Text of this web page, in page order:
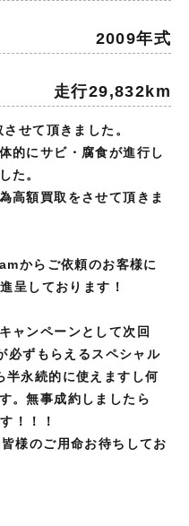
2009年式
走行29,832km
せて頂きました。
的にサビ・腐食が進行し
た。
高額買取をさせて頂きま
からご依頼のお客様に
呈しております！
ャンペーンとして次回
ずもらえるスペシャル
半永続的に使えますし何
。無事成約しましたら
！！！
様のご用命お待ちしてお